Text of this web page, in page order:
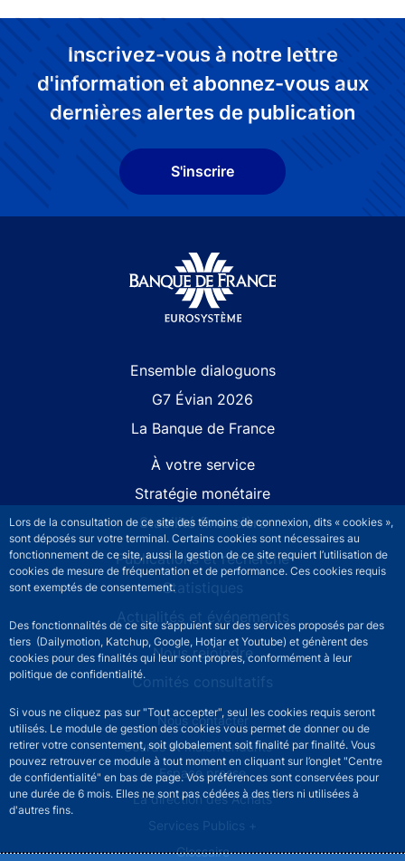
Lors de la consultation de ce site des témoins de connexion, dits « cookies »,
sont déposés sur votre terminal. Certains cookies sont nécessaires au
fonctionnement de ce site, aussi la gestion de ce site requiert l’utilisation de
cookies de mesure de fréquentation et de performance. Ces cookies requis
sont exemptés de consentement.
Des fonctionnalités de ce site s’appuient sur des services proposés par des
tiers (Dailymotion, Katchup, Google, Hotjar et Youtube) et génèrent des
cookies pour des finalités qui leur sont propres, conformément à leur
politique de confidentialité.
Si vous ne cliquez pas sur "Tout accepter", seul les cookies requis seront
utilisés. Le module de gestion des cookies vous permet de donner ou de
retirer votre consentement, soit globalement soit finalité par finalité. Vous
pouvez retrouver ce module à tout moment en cliquant sur l’onglet "Centre
de confidentialité" en bas de page. Vos préférences sont conservées pour
une durée de 6 mois. Elles ne sont pas cédées à des tiers ni utilisées à
d'autres fins.
Inscrivez-vous à notre lettre
d'information et abonnez-vous aux
dernières alertes de publication
S'inscrire
Ensemble dialoguons
G7 Évian 2026
La Banque de France
À votre service
Stratégie monétaire
Stabilité financière
Publications et recherche
Statistiques
Actualités et événements
Nous rejoindre
Comités consultatifs
Footer secondary menuNous contacter
Sourds et malentendants
Espace presse
La direction des Achats
Services Publics +
Glossaire